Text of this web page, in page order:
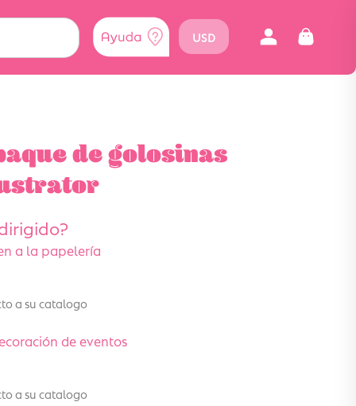
USD
de golosinas
a la papelería
a su catalogo
de eventos
a su catalogo